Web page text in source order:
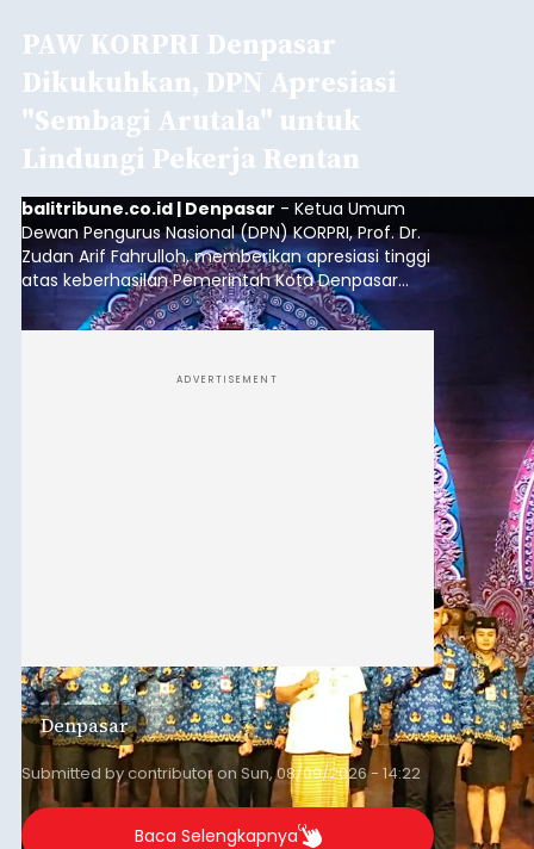
PAW KORPRI Denpasar
Dikukuhkan, DPN Apresiasi
"Sembagi Arutala" untuk
Lindungi Pekerja Rentan
balitribune.co.id | Denpasar - Ketua Umum
Dewan Pengurus Nasional (DPN) KORPRI, Prof. Dr.
Zudan Arif Fahrulloh, memberikan apresiasi tinggi
atas keberhasilan Pemerintah Kota Denpasar
dan KORPRI Kota Denpasar dalam
mengimplementasikan program gotong royong
ADVERTISEMENT
Denpasar
Submitted bycontributoron Sun, 08/09/2026 - 14:22
Baca Selengkapnya